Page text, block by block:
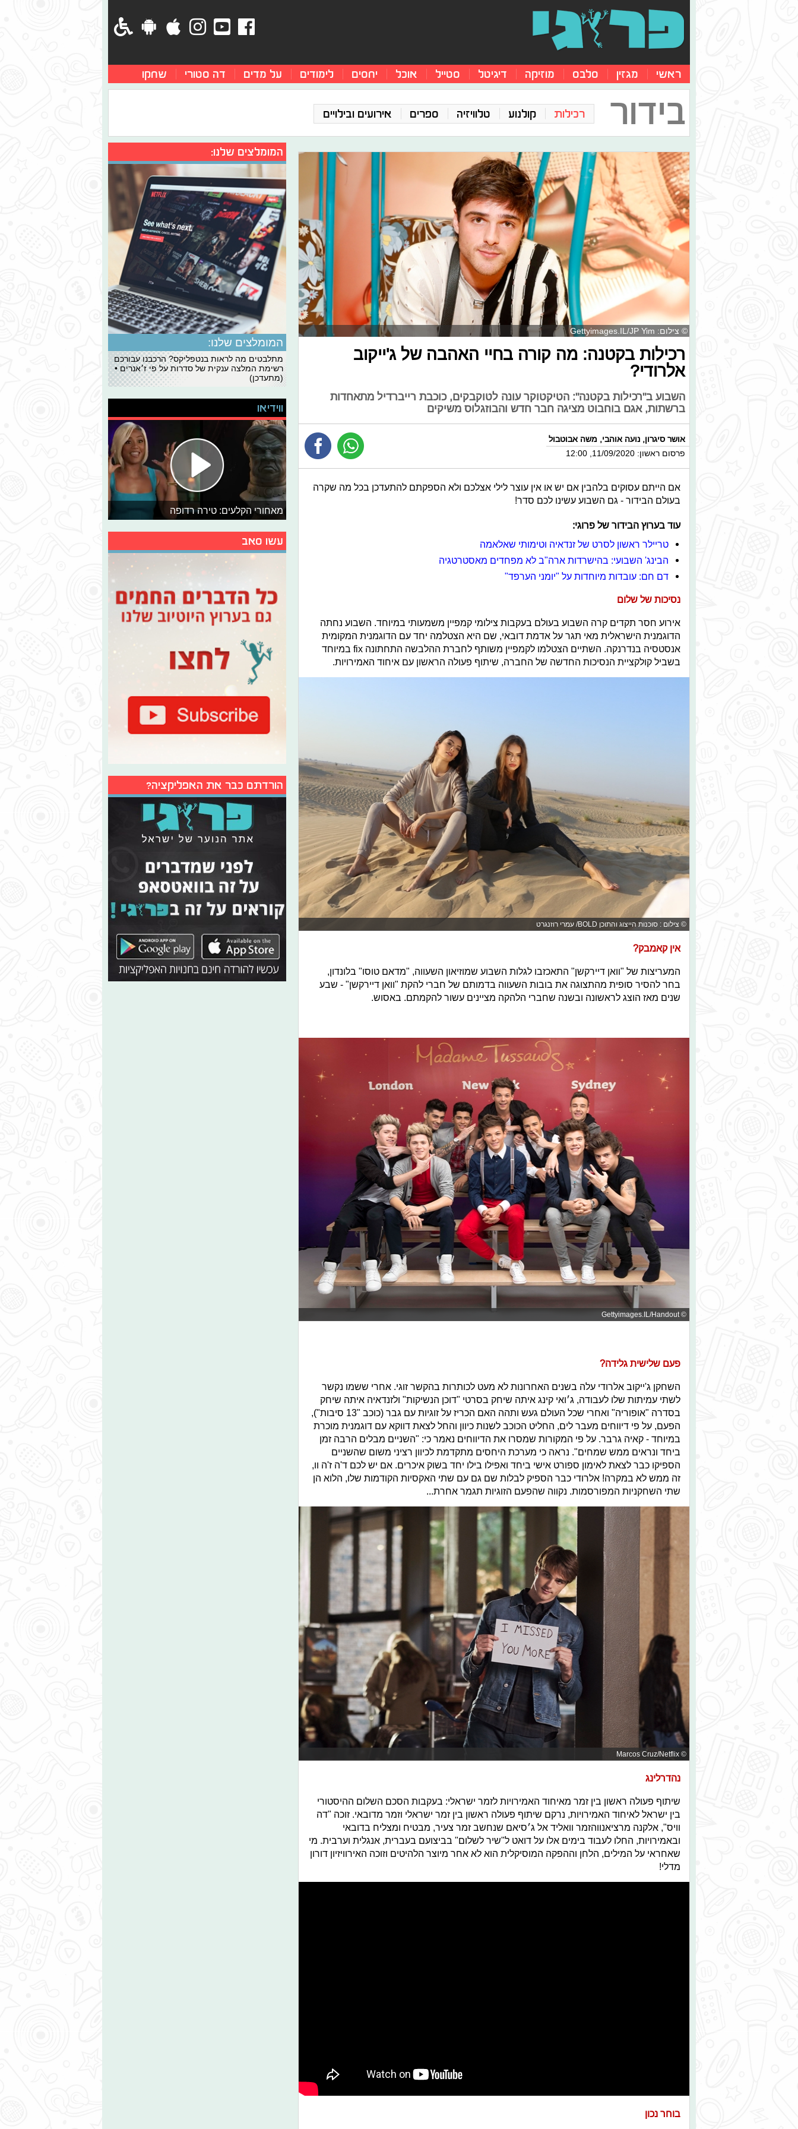
ראשי מגזין סלבס מוזיקה דיגיטל סטייל אוכל יחסים לימודים על מדים דה סטורי שחקו
בידור רכילות קולנוע טלוויזיה ספרים אירועים ובילויים
© צילום: Gettyimages.IL/JP Yim
רכילות בקטנה: מה קורה בחיי האהבה של ג'ייקוב
אלרודי?
השבוע ב"רכילות בקטנה": הטיקטוקר עונה לטוקבקים, כוכבת רייברדיל מתאחדות
ברשתות, אגם בוחבוט מציגה חבר חדש והבוזגלוס משיקים
אושר סיגרון, נועה אוהבי, משה אבוטבול
פרסום ראשון: 11/09/2020, 12:00
אם הייתם עסוקים בלהבין אם יש או אין עוצר לילי אצלכם ולא הספקתם להתעדכן בכל מה שקרה
בעולם הבידור - גם השבוע עשינו לכם סדר!
עוד בערוץ הבידור של פרוגי:
טריילר ראשון לסרט של זנדאיה וטימותי שאלאמה
הבינג' השבועי: בהישרדות ארה"ב לא מפחדים מאסטרטגיה
דם חם: עובדות מיוחדות על "יומני הערפד"
נסיכות של שלום
אירוע חסר תקדים קרה השבוע בעולם בעקבות צילומי קמפיין משמעותי במיוחד. השבוע נחתה
הדוגמנית הישראלית מאי תגר על אדמת דובאי, שם היא הצטלמה יחד עם הדוגמנית המקומית
אנסטסיה בנדרנקה. השתיים הצטלמו לקמפיין משותף לחברת ההלבשה התחתונה fix במיוחד
בשביל קולקציית הנסיכות החדשה של החברה, שיתוף פעולה הראשון עם איחוד האמירויות.
© צילום : סוכנות הייצוג והתוכן BOLD/ עמרי רוזנגרט
אין קאמבק?
המעריצות של "וואן דיירקשן" התאכזבו לגלות השבוע שמוזיאון השעווה, "מדאם טוסו" בלונדון,
בחר להסיר סופית מהתצוגה את בובות השעווה בדמותם של חברי להקת "וואן דיירקשן" - שבע
שנים מאז הוצג לראשונה ובשנה שחברי הלהקה מציינים עשור להקמתם. באסוש.
© Gettyimages.IL/Handout
פעם שלישית גלידה?
השחקן ג'ייקוב אלרודי עלה בשנים האחרונות לא מעט לכותרות בהקשר זוגי. אחרי ששמו נקשר
לשתי עמיתות שלו לעבודה, ג׳ואי קינג איתה שיחק בסרטי "דוכן הנשיקות" ולזנדאיה איתה שיחק
בסדרה "אופוריה" ואחרי שכל העולם געש ותהה האם הכריז על זוגיות עם גבר (כוכב "13 סיבות"),
הפעם, על פי דיווחים מעבר לים, החליט הכוכב לשנות כיוון והחל לצאת דווקא עם דוגמנית מוכרת
במיוחד - קאיה גרבר. על פי המקורות שמסרו את הדיווחים נאמר כי: "השניים מבלים הרבה זמן
ביחד ונראים ממש שמחים". נראה כי מערכת היחסים מתקדמת לכיוון רציני משום שהשניים
הספיקו כבר לצאת לאימון ספורט אישי ביחד ואפילו בילו יחד בשוק איכרים. אם יש לכם ד'ה ז'ה וו,
זה ממש לא במקרה! אלרודי כבר הספיק לבלות שם גם עם שתי האקסיות הקודמות שלו, הלוא הן
שתי השחקניות המפורסמות. נקווה שהפעם הזוגיות תגמר אחרת...
© Marcos Cruz/Netflix
נהדרלינג
שיתוף פעולה ראשון בין זמר מאיחוד האמירויות לזמר ישראלי: בעקבות הסכם השלום ההיסטורי
בין ישראל לאיחוד האמירויות, נרקם שיתוף פעולה ראשון בין זמר ישראלי וזמר מדובאי. זוכה "דה
וויס", אלקנה מרציאנווהזמר וואליד אל ג׳סיאם שנחשב זמר צעיר, מבטיח ומצליח בדובאי
ובאמירויות, החלו לעבוד בימים אלו על דואט ל"שיר לשלום" בביצועם בעברית, אנגלית וערבית. מי
שאחראי על המילים, הלחן וההפקה המוסיקלית הוא לא אחר מיוצר הלהיטים וזוכה האירוויזיון דורון
מדלי!
בוחר נכון
המומלצים שלנו:
המומלצים שלנו:
מתלבטים מה לראות בנטפליקס? הרכבנו עבורכם
רשימת המלצה ענקית של סדרות על פי ז׳אנרים •
(מתעדכן)
ווידיאו
מאחורי הקלעים: טירה רדופה
עשו סאב
הורדתם כבר את האפליקציה?